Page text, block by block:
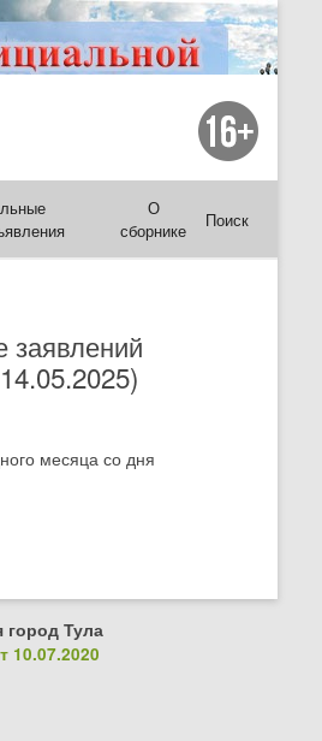
О
сборнике
Поиск
заявлений
месяца со дня
Тула
10.07.2020